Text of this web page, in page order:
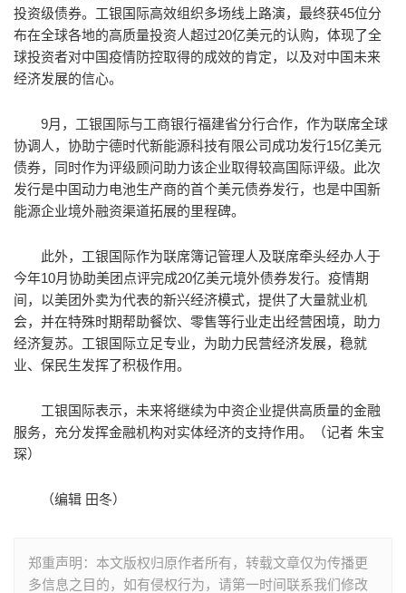
投资级债券。工银国际高效组织多场线上路演，最终获45位分
布在全球各地的高质量投资人超过20亿美元的认购，体现了全
球投资者对中国疫情防控取得的成效的肯定，以及对中国未来
经济发展的信心。
9月，工银国际与工商银行福建省分行合作，作为联席全球
协调人，协助宁德时代新能源科技有限公司成功发行15亿美元
债券，同时作为评级顾问助力该企业取得较高国际评级。此次
发行是中国动力电池生产商的首个美元债券发行，也是中国新
能源企业境外融资渠道拓展的里程碑。
此外，工银国际作为联席簿记管理人及联席牵头经办人于
今年10月协助美团点评完成20亿美元境外债券发行。疫情期
间，以美团外卖为代表的新兴经济模式，提供了大量就业机
会，并在特殊时期帮助餐饮、零售等行业走出经营困境，助力
经济复苏。工银国际立足专业，为助力民营经济发展，稳就
业、保民生发挥了积极作用。
工银国际表示，未来将继续为中资企业提供高质量的金融
服务，充分发挥金融机构对实体经济的支持作用。（记者 朱宝
琛）
（编辑 田冬）
郑重声明：本文版权归原作者所有，转载文章仅为传播更
多信息之目的，如有侵权行为，请第一时间联系我们修改